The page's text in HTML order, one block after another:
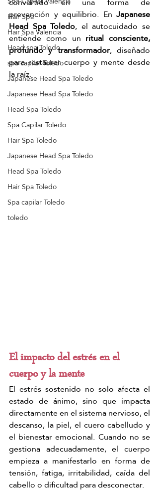
Hair Spa
Hair Spa Valencia
Head spa Toledo
spa capilar Toledo
Japanese Head Spa Toledo
Japanese Head Spa Toledo
Head Spa Toledo
Spa Capilar Toledo
Hair Spa Toledo
Japanese Head Spa Toledo
Head Spa Toledo
Hair Spa Toledo
Spa capilar Toledo
toledo
prevención y equilibrio. En Japanese
Head Spa Toledo, el autocuidado se
entiende como un ritual consciente,
profundo y transformador, diseñado
para restaurar cuerpo y mente desde
la raíz.
El impacto del estrés en el
cuerpo y la mente
El estrés sostenido no solo afecta el
estado de ánimo, sino que impacta
directamente en el sistema nervioso, el
descanso, la piel, el cuero cabelludo y
el bienestar emocional. Cuando no se
gestiona adecuadamente, el cuerpo
empieza a manifestarlo en forma de
tensión, fatiga, irritabilidad, caída del
cabello o dificultad para desconectar.